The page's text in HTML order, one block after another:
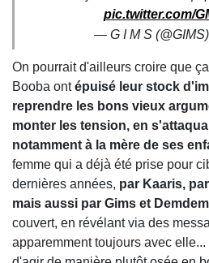
pic.twitter.com/
— G I M S (@GIMS)
On pourrait d'ailleurs croire que
Booba ontépuisé leur stock
reprendre les bons vieux
monter les tension, en
notamment à la mère de ses
femme qui a déjà été prise pour
dernières années, par Kaaris,
mais aussi par Gims et Demdem
couvert, en révélant via des
apparemment toujours avec